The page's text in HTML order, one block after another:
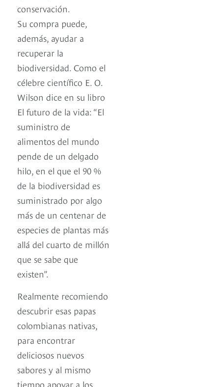
conservación.
Su compra puede,
además, ayudar a
recuperar la
biodiversidad. Como el
célebre científico E. O.
Wilson dice en su libro
El futuro de la vida: “El
suministro de
alimentos del mundo
pende de un delgado
hilo, en el que el 90 %
de la biodiversidad es
suministrado por algo
más de un centenar de
especies de plantas más
allá del cuarto de millón
que se sabe que
existen”.
Realmente recomiendo
descubrir esas papas
colombianas nativas,
para encontrar
deliciosos nuevos
sabores y al mismo
tiempo apoyar a los